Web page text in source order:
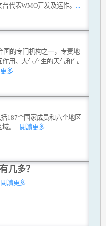
代表WMO开发及运作。 ...
国的专门机构之一，专责地
用、大气产生的天气和气
多
187个国家成员和六个地区
。
...閱讀更多
几多？
閱讀更多